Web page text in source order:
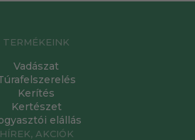
TERMÉKEINK
Vadászat
Kerítés
Kertészet
elállás
HÍREK, AKCIÓK